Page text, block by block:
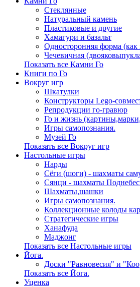
Стеклянные
Натуральный камень
Пластиковые и другие
Хамагури и базальт
Односторонняя форма (как
Чечевичная
Показать все Камни Го
Книги по Го
Вокруг игр
Шкатулки
Конструкторы Lego-
Репродукции го-гравюр
Го и жизнь
Игры самопознания.
Музей Го
Показать все Вокруг игр
Настольные игры
Нарды
Сёги (шоги) - шахматы
Сянци - шахматы
Шахматы,шашки
Игры самопознания.
Коллекционные колоды
Стратегические игры
Ханафуда
Маджонг
Показать все Настольные игры
Йога.
Доски "Равновесия" и
Показать все Йога.
Уценка